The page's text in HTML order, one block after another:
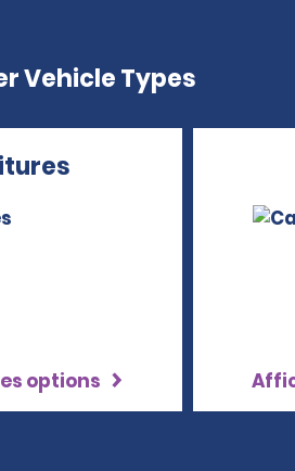
Vehicle Types
options